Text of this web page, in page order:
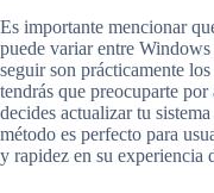
Es importante mencionar
puede variar entre
seguir son prácticamente
tendrás que preocuparte
decides actualizar tu
método es perfecto para
y rapidez en su experiencia